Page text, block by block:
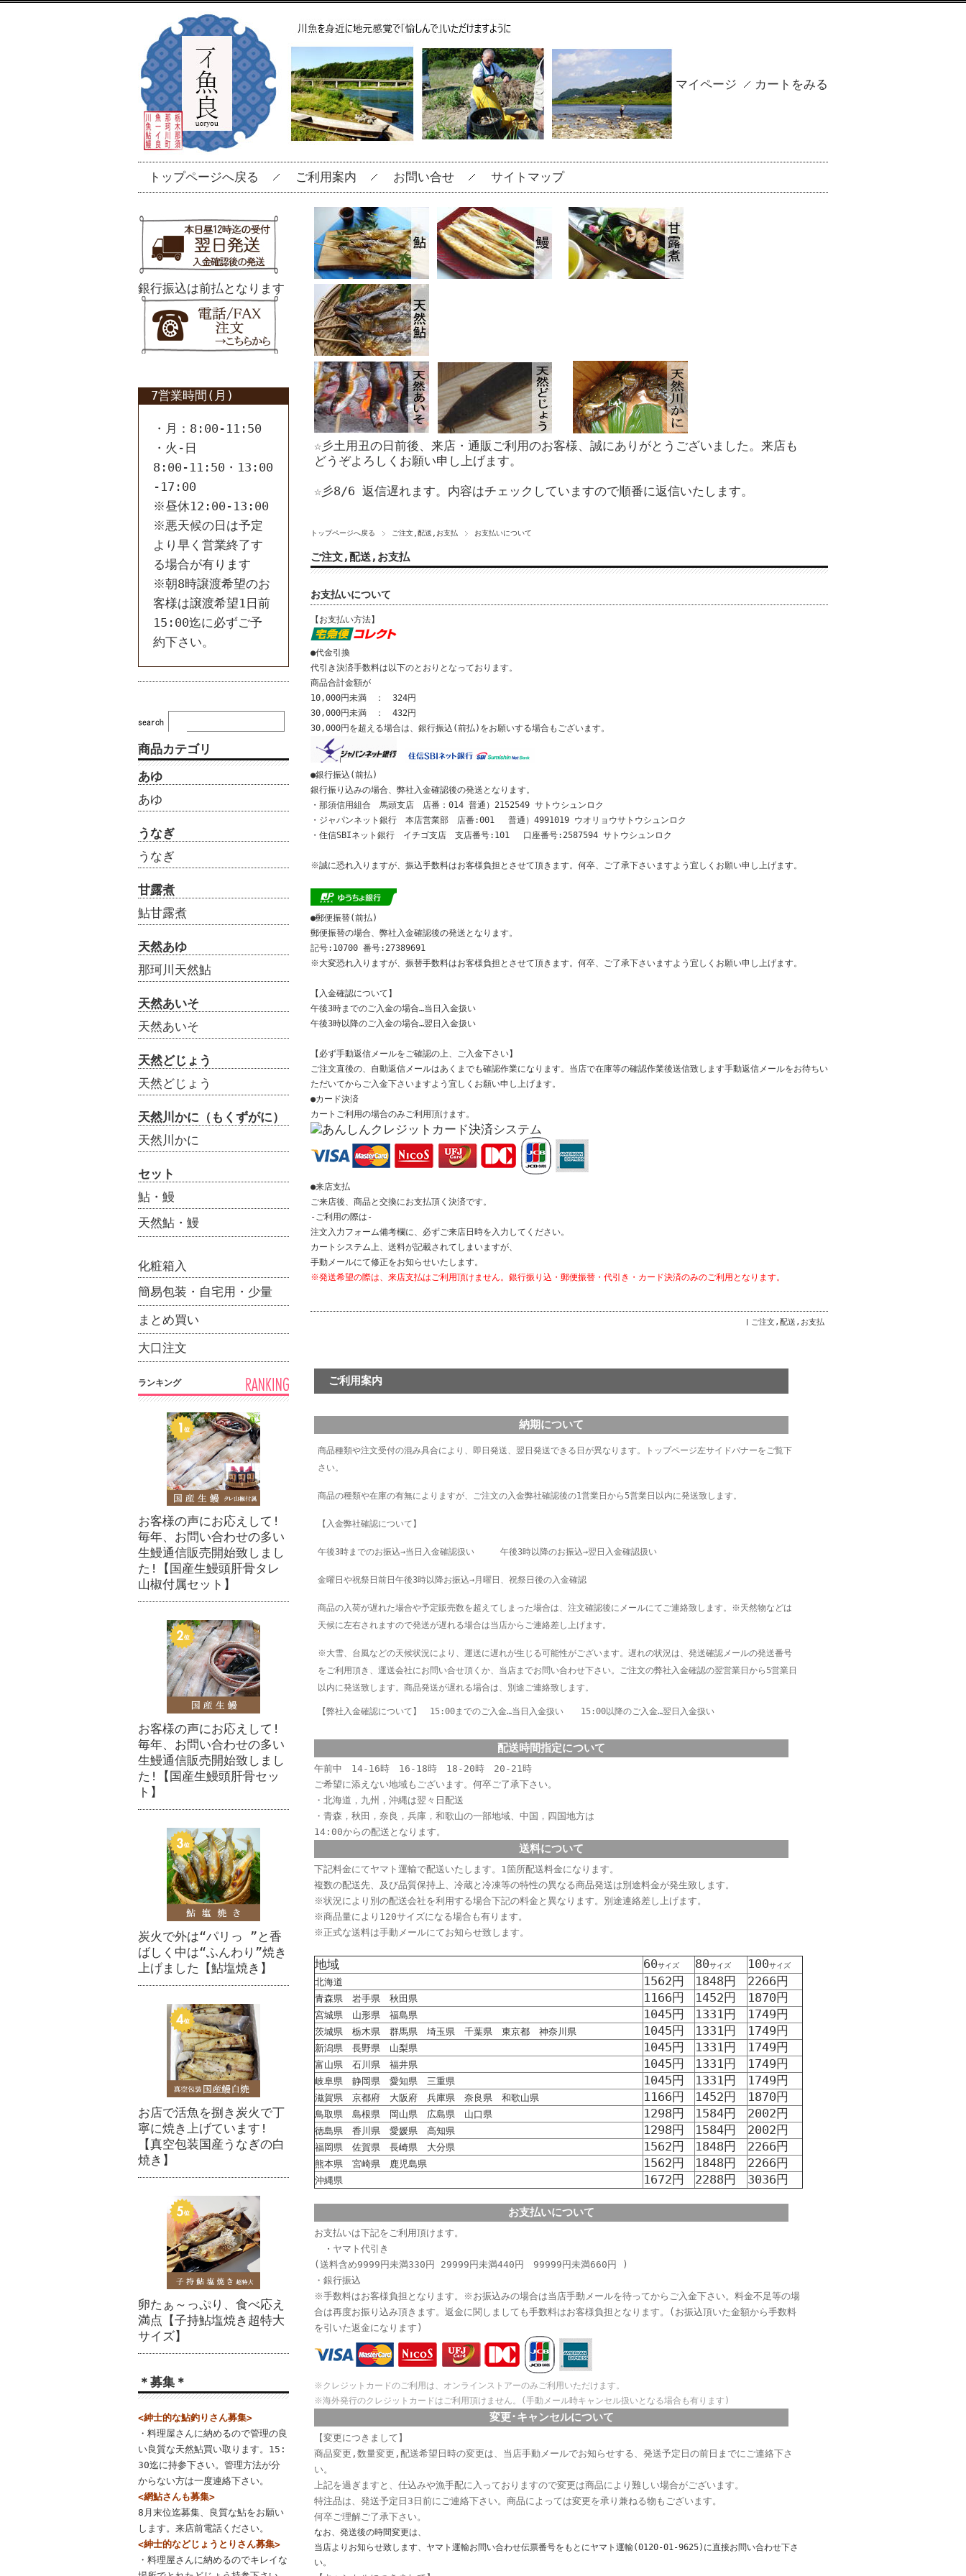
マイページ カートをみる
トップページへ戻る ご利用案内 お問い合せ サイトマップ
☆彡土用丑の日前後、来店・通販ご利用のお客様、誠にありがとうございました。来店も
どうぞよろしくお願い申し上げます。
☆彡8/6 返信遅れます。内容はチェックしていますので順番に返信いたします。
トップページへ戻る ご注文,配送,お支払 お支払いについて
ご注文,配送,お支払
お支払いについて
【お支払い方法】
●代金引換
代引き決済手数料は以下のとおりとなっております。
商品合計金額が
10,000円未満 ： 324円
30,000円未満 ： 432円
30,000円を超える場合は、銀行振込(前払)をお願いする場合もございます。
●銀行振込(前払)
銀行振り込みの場合、弊社入金確認後の発送となります。
・那須信用組合 馬頭支店 店番：014 普通）2152549 サトウシュンロク
・ジャパンネット銀行 本店営業部 店番:001 普通）4991019 ウオリョウサトウシュンロク
・住信SBIネット銀行 イチゴ支店 支店番号:101 口座番号:2587594 サトウシュンロク
※誠に恐れ入りますが、振込手数料はお客様負担とさせて頂きます。何卒、ご了承下さいますよう宜しくお願い申し上げます。
●郵便振替(前払)
郵便振替の場合、弊社入金確認後の発送となります。
記号:10700 番号:27389691
※大変恐れ入りますが、振替手数料はお客様負担とさせて頂きます。何卒、ご了承下さいますよう宜しくお願い申し上げます。
【入金確認について】
午後3時までのご入金の場合…当日入金扱い
午後3時以降のご入金の場合…翌日入金扱い
【必ず手動返信メールをご確認の上、ご入金下さい】
ご注文直後の、自動返信メールはあくまでも確認作業になります。当店で在庫等の確認作業後送信致します手動返信メールをお待ちい
ただいてからご入金下さいますよう宜しくお願い申し上げます。
●カード決済
カートご利用の場合のみご利用頂けます。
●来店支払
ご来店後、商品と交換にお支払頂く決済です。
-ご利用の際は-
注文入力フォーム備考欄に、必ずご来店日時を入力してください。
カートシステム上、送料が記載されてしまいますが、
手動メールにて修正をお知らせいたします。
※発送希望の際は、来店支払はご利用頂けません。銀行振り込・郵便振替・代引き・カード決済のみのご利用となります。
ご注文,配送,お支払
ご利用案内
納期について
商品種類や注文受付の混み具合により、即日発送、翌日発送できる日が異なります。トップページ左サイドバナーをご覧下
さい。
商品の種類や在庫の有無によりますが、ご注文の入金弊社確認後の1営業日から5営業日以内に発送致します。
【入金弊社確認について】
午後3時までのお振込→当日入金確認扱い 午後3時以降のお振込→翌日入金確認扱い
金曜日や祝祭日前日午後3時以降お振込→月曜日、祝祭日後の入金確認
商品の入荷が遅れた場合や予定販売数を超えてしまった場合は、注文確認後にメールにてご連絡致します。 ※天然物などは
天候に左右されますので発送が遅れる場合は当店からご連絡差し上げます。
※大雪、台風などの天候状況により、運送に遅れが生じる可能性がございます。遅れの状況は、発送確認メールの発送番号
をご利用頂き、運送会社にお問い合せ頂くか、当店までお問い合わせ下さい。 ご注文の弊社入金確認の翌営業日から5営業日
以内に発送致します。商品発送が遅れる場合は、別途ご連絡致します。
【弊社入金確認について】 15:00までのご入金…当日入金扱い 15:00以降のご入金…翌日入金扱い
配送時間指定について
午前中 14-16時 16-18時 18-20時 20-21時
ご希望に添えない地域もございます。何卒ご了承下さい。
・北海道，九州，沖縄は翌々日配送
・青森，秋田，奈良，兵庫，和歌山の一部地域、中国，四国地方は
14:00からの配送となります。
送料について
下記料金にてヤマト運輸で配送いたします。1箇所配送料金になります。
複数の配送先、及び品質保持上、冷蔵と冷凍等の特性の異なる商品発送は別途料金が発生致します。
※状況により別の配送会社を利用する場合下記の料金と異なります。別途連絡差し上げます。
※商品量により120サイズになる場合も有ります。
※正式な送料は手動メールにてお知らせ致します。
地域 60サイズ 80サイズ 100サイズ
北海道 1562円 1848円 2266円
青森県 岩手県 秋田県 1166円 1452円 1870円
宮城県 山形県 福島県 1045円 1331円 1749円
茨城県 栃木県 群馬県 埼玉県 千葉県 東京都 神奈川県 1045円 1331円 1749円
新潟県 長野県 山梨県 1045円 1331円 1749円
富山県 石川県 福井県 1045円 1331円 1749円
岐阜県 静岡県 愛知県 三重県 1045円 1331円 1749円
滋賀県 京都府 大阪府 兵庫県 奈良県 和歌山県 1166円 1452円 1870円
鳥取県 島根県 岡山県 広島県 山口県 1298円 1584円 2002円
徳島県 香川県 愛媛県 高知県 1298円 1584円 2002円
福岡県 佐賀県 長崎県 大分県 1562円 1848円 2266円
熊本県 宮崎県 鹿児島県 1562円 1848円 2266円
沖縄県 1672円 2288円 3036円
お支払いについて
お支払いは下記をご利用頂けます。
・ ヤマト代引き
(送料含め9999円未満330円 29999円未満440円 99999円未満660円 )
・銀行振込
※手数料はお客様負担となります。※お振込みの場合は当店手動メールを待ってからご入金下さい。料金不足等の場
合は再度お振り込み頂きます。返金に関しましても手数料はお客様負担となります。(お振込頂いた金額から手数料
を引いた返金になります)
※クレジットカードのご利用は、オンラインストアーのみご利用いただけます。
※海外発行のクレジットカードはご利用頂けません。(手動メール時キャンセル扱いとなる場合も有ります)
変更･キャンセルについて
【変更につきまして】
商品変更,数量変更,配送希望日時の変更は、当店手動メールでお知らせする、発送予定日の前日までにご連絡下さ
い。
上記を過ぎますと、仕込みや漁手配に入っておりますので変更は商品により難しい場合がございます。
特注品は、発送予定日3日前にご連絡下さい。商品によっては変更を承り兼ねる物もございます。
何卒ご理解ご了承下さい。
なお、発送後の時間変更は、
当店よりお知らせ致します、ヤマト運輸お問い合わせ伝票番号をもとにヤマト運輸(0120-01-9625)に直接お問い合わせ下さ
い。
銀行振込は前払となります
7営業時間(月)
・月：8:00-11:50
・火-日
8:00-11:50・13:00
-17:00
※昼休12:00-13:00
※悪天候の日は予定
より早く営業終了す
る場合が有ります
※朝8時譲渡希望のお
客様は譲渡希望1日前
15:00迄に必ずご予
約下さい。
商品カテゴリ
あゆ
あゆ
うなぎ
うなぎ
甘露煮
鮎甘露煮
天然あゆ
那珂川天然鮎
天然あいそ
天然あいそ
天然どじょう
天然どじょう
天然川かに（もくずがに）
天然川かに
セット
鮎・鰻
天然鮎・鰻
化粧箱入
簡易包装・自宅用・少量
まとめ買い
大口注文
ランキング
お客様の声にお応えして!
毎年、お問い合わせの多い
生鰻通信販売開始致しまし
た!【国産生鰻頭肝骨タレ
山椒付属セット】
お客様の声にお応えして!
毎年、お問い合わせの多い
生鰻通信販売開始致しまし
た!【国産生鰻頭肝骨セッ
ト】
炭火で外は“パリっ ”と香
ばしく中は“ふんわり”焼き
上げました【鮎塩焼き】
お店で活魚を捌き炭火で丁
寧に焼き上げています!
【真空包装国産うなぎの白
焼き】
卵たぁ～っぷり、食べ応え
満点【子持鮎塩焼き超特大
サイズ】
＊募集＊
<紳士的な鮎釣りさん募集>
・料理屋さんに納めるので管理の良
い良質な天然鮎買い取ります。15:
30迄に持参下さい。管理方法が分
からない方は一度連絡下さい。
<網鮎さんも募集>
8月末位迄募集、良質な鮎をお願い
します。来店前電話ください。
<紳士的などじょうとりさん募集>
・料理屋さんに納めるのでキレイな